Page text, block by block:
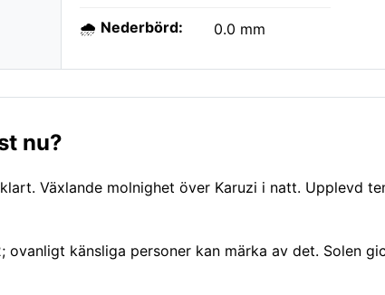
🌧️ Nederbörd: 0.0 mm
nu?
Växlande molnighet över Karuzi i natt. Upplevd
känsliga personer kan märka av det. Solen